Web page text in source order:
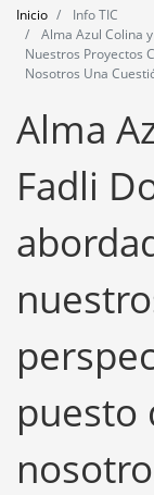
Agenda
Formación
Herramientas
Inicio
Info TIC
Alma Azul Colina
Nuestros Proyectos
Nosotros Una
Alma
Fadli
puesto